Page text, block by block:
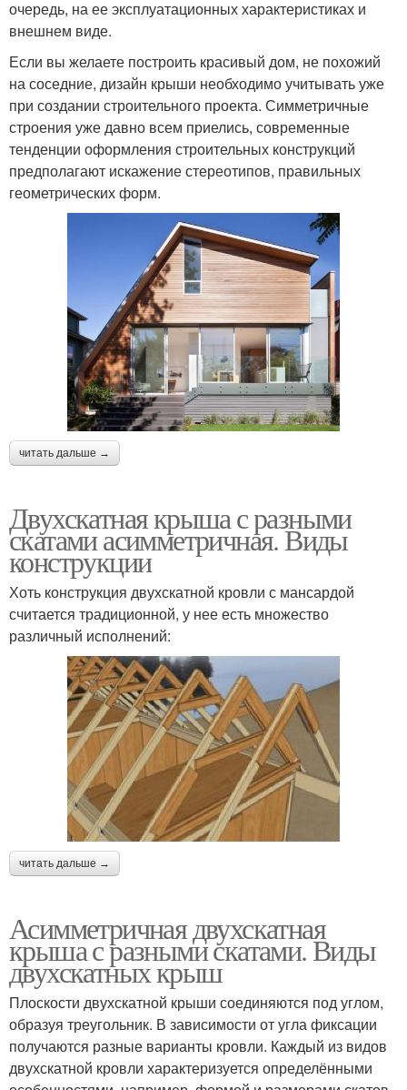
очередь, на ее эксплуатационных характеристиках и
внешнем виде.
Если вы желаете построить красивый дом, не похожий
на соседние, дизайн крыши необходимо учитывать уже
при создании строительного проекта. Симметричные
строения уже давно всем приелись, современные
тенденции оформления строительных конструкций
предполагают искажение стереотипов, правильных
геометрических форм.
читать дальше →
Двухскатная крыша с разными
скатами асимметричная. Виды
конструкции
Хоть конструкция двухскатной кровли с мансардой
считается традиционной, у нее есть множество
различный исполнений:
читать дальше →
Асимметричная двухскатная
крыша с разными скатами. Виды
двухскатных крыш
Плоскости двухскатной крыши соединяются под углом,
образуя треугольник. В зависимости от угла фиксации
получаются разные варианты кровли. Каждый из видов
двухскатной кровли характеризуется определёнными